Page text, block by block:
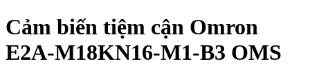
Cảm biến tiệm cận Omron
E2A-M18KN16-M1-B3 OMS